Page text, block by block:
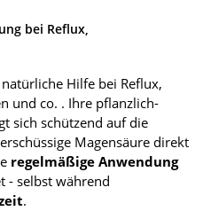
bei Reflux,
Hilfe bei Reflux,
und co. . Ihre pflanzlich-
sich schützend auf die
Magensäure direkt
regelmäßige Anwendung
- selbst während
.